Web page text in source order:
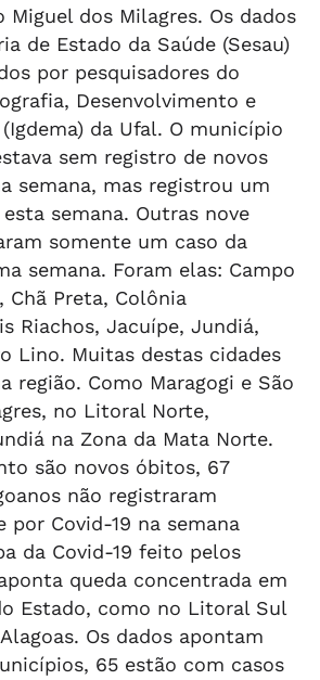
Miguel dos Milagres. Os dados
de Estado da Saúde (Sesau)
por pesquisadores do
Desenvolvimento e
da Ufal. O município
sem registro de novos
semana, mas registrou um
semana. Outras nove
somente um caso da
semana. Foram elas: Campo
Chã Preta, Colônia
Riachos, Jacuípe, Jundiá,
Lino. Muitas destas cidades
região. Como Maragogi e São
no Litoral Norte,
na Zona da Mata Norte.
são novos óbitos, 67
não registraram
por Covid-19 na semana
da Covid-19 feito pelos
queda concentrada em
Estado, como no Litoral Sul
Os dados apontam
65 estão com casos